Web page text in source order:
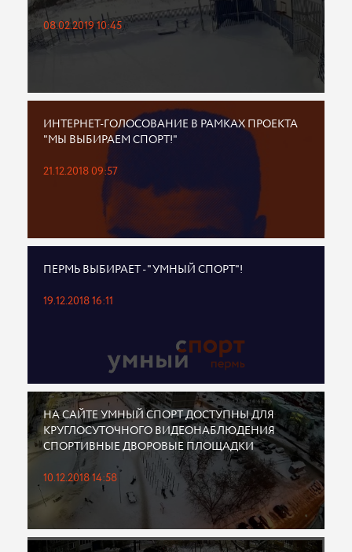
08.02.2019 10:45
ИНТЕРНЕТ-ГОЛОСОВАНИЕ В РАМКАХ ПРОЕКТА
"МЫ ВЫБИРАЕМ СПОРТ!"
21.12.2018 09:57
ПЕРМЬ ВЫБИРАЕТ - "УМНЫЙ СПОРТ"!
19.12.2018 16:11
НА САЙТЕ УМНЫЙ СПОРТ ДОСТУПНЫ ДЛЯ
КРУГЛОСУТОЧНОГО ВИДЕОНАБЛЮДЕНИЯ
СПОРТИВНЫЕ ДВОРОВЫЕ ПЛОЩАДКИ
10.12.2018 14:58